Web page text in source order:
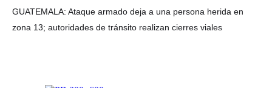
GUATEMALA: Ataque armado deja a una persona herida en
zona 13; autoridades de tránsito realizan cierres viales